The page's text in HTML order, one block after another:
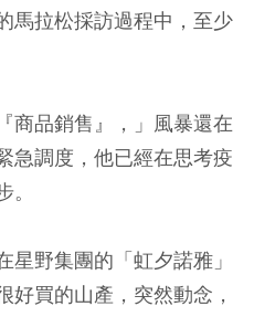
馬拉松採訪過程中，至少
商品銷售』，」風暴還在
急調度，他已經在思考疫
野集團的「虹夕諾雅」
好買的山產，突然動念，